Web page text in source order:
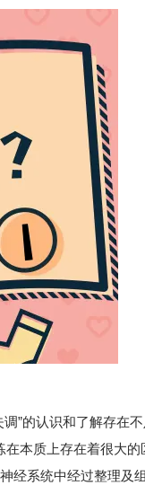
”的认识和了解存在不
本质上存在着很大的
系统中经过整理及